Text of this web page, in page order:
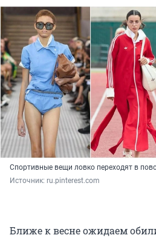
Спортивные вещи ловко переходят в
Источник: ru.pinterest.com
Ближе к весне ожидаем